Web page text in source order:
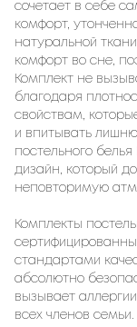
сочетает в себе
комфорт,
натуральной
комфорт во сне,
Комплект не
благодаря
свойствам,
и впитывать
постельного белья
дизайн, который
неповторимую
Комплекты
стандартами
абсолютно
вызывает
всех членов